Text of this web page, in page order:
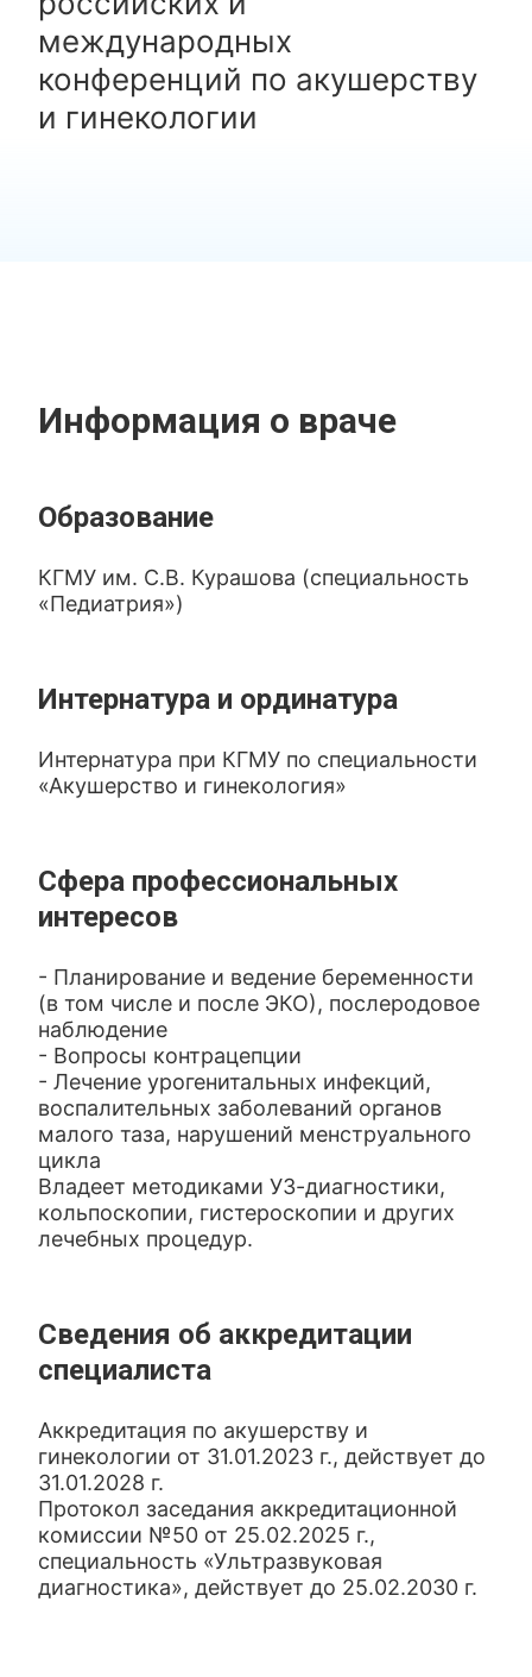
международных
конференций по акушерству
и гинекологии
Информация о враче
Образование
КГМУ им. С.В. Курашова (специальность
«Педиатрия»)
Интернатура и ординатура
Интернатура при КГМУ по специальности
«Акушерство и гинекология»
Сфера профессиональных
интересов
- Планирование и ведение беременности
(в том числе и после ЭКО), послеродовое
наблюдение
- Вопросы контрацепции
- Лечение урогенитальных инфекций,
воспалительных заболеваний органов
малого таза, нарушений менструального
цикла
Владеет методиками УЗ-диагностики,
кольпоскопии, гистероскопии и других
лечебных процедур.
Сведения об аккредитации
специалиста
Аккредитация по акушерству и
гинекологии от 31.01.2023 г., действует до
31.01.2028 г.
Протокол заседания аккредитационной
комиссии №50 от 25.02.2025 г.,
специальность «Ультразвуковая
диагностика», действует до 25.02.2030 г.